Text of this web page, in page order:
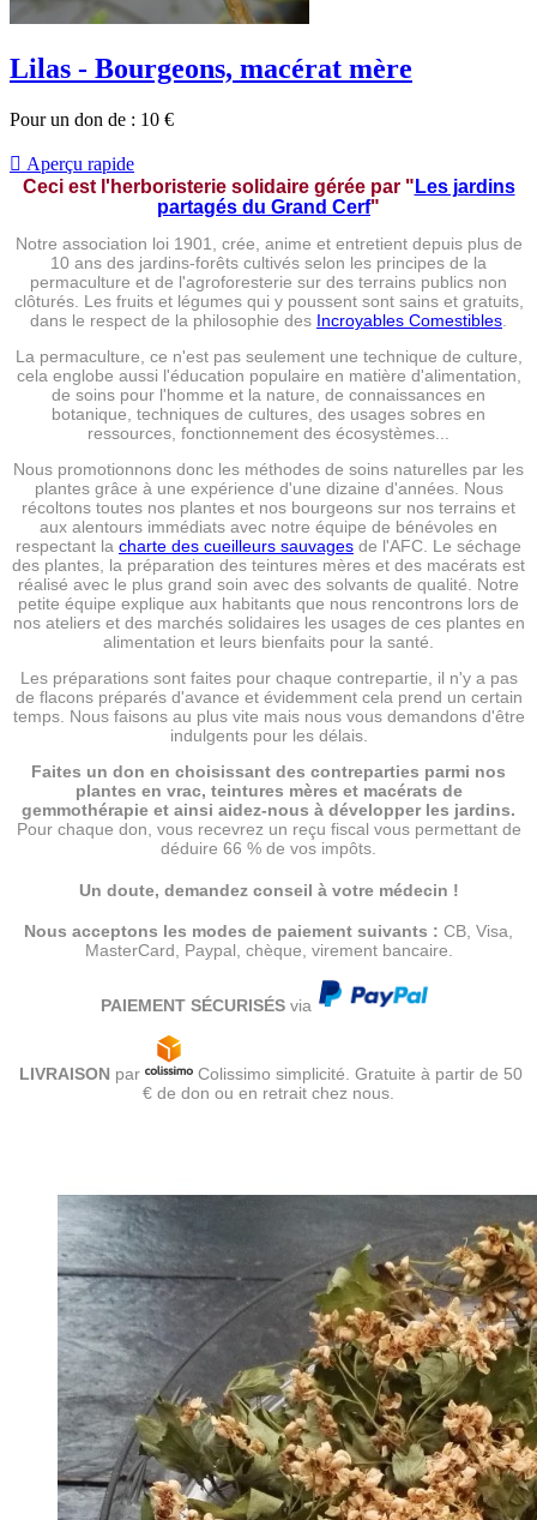
Lilas - Bourgeons, macérat mère
Pour un don de : 10 €
 Aperçu rapide
Ceci est l'herboristerie solidaire gérée par " Les jardins
partagés du Grand Cerf"
Notre association loi 1901, crée, anime et entretient depuis plus de
10 ans des jardins-forêts cultivés selon les principes de la
permaculture et de l'agroforesterie sur des terrains publics non
clôturés. Les fruits et légumes qui y poussent sont sains et gratuits,
dans le respect de la philosophie des Incroyables Comestibles
La permaculture, ce n'est pas seulement une technique de culture,
cela englobe aussi l'éducation populaire en matière d'alimentation,
de soins pour l'homme et la nature, de connaissances en
botanique, techniques de cultures, des usages sobres en
ressources, fonctionnement des écosystèmes...
Nous promotionnons donc les méthodes de soins naturelles par les
plantes grâce à une expérience d'une dizaine d'années. Nous
récoltons toutes nos plantes et nos bourgeons sur nos terrains et
aux alentours immédiats avec notre équipe de bénévoles en
respectant la charte des cueilleurs sauvages de l'AFC. Le séchage
des plantes, la préparation des teintures mères et des macérats est
réalisé avec le plus grand soin avec des solvants de qualité. Notre
petite équipe explique aux habitants que nous rencontrons lors de
nos ateliers et des marchés solidaires les usages de ces plantes en
alimentation et leurs bienfaits pour la santé.
Les préparations sont faites pour chaque contrepartie, il n'y a pas
de flacons préparés d'avance et évidemment cela prend un certain
temps. Nous faisons au plus vite mais nous vous demandons d'être
indulgents pour les délais.
Faites un don en choisissant des contreparties parmi nos
plantes en vrac, teintures mères et macérats de
gemmothérapie et ainsi aidez-nous à développer les jardins.
Pour chaque don, vous recevrez un reçu fiscal vous permettant de
déduire 66 % de vos impôts.
Un doute, demandez conseil à votre médecin !
Nous acceptons les modes de paiement suivants : CB, Visa,
MasterCard, Paypal, chèque, virement bancaire.
PAIEMENT SÉCURISÉS via
LIVRAISON par
Colissimo simplicité. Gratuite à partir de 50
€ de don ou en retrait chez nous.